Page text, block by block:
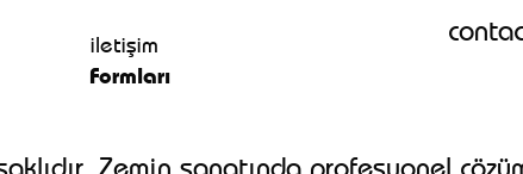
iletişim
Formları
Zemin sanatında profesyonel